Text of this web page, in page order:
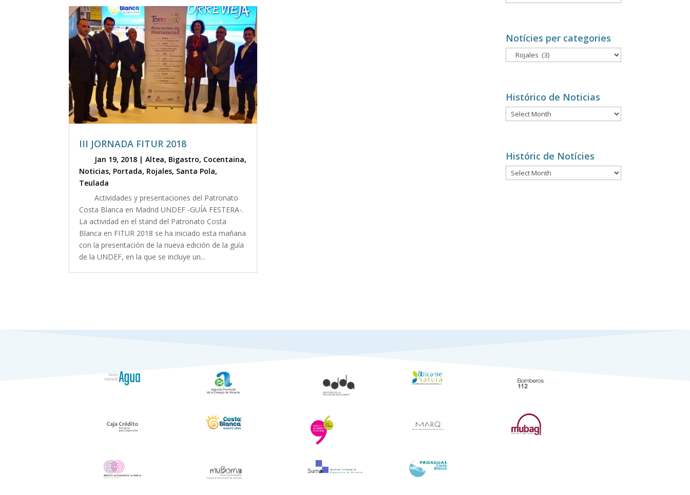
III JORNADA FITUR 2018
Jan 19, 2018 |Altea, Bigastro, Cocentaina,
Noticias, Portada, Rojales, Santa Pola,
Teulada
Actividades y presentaciones del Patronato
Costa Blanca en Madrid UNDEF -GUÍA FESTERA-.
La actividad en el stand del Patronato Costa
Blanca en FITUR 2018 se ha iniciado esta mañana
con la presentación de la nueva edición de la guía
de la UNDEF, en la que se incluye un...
por
Notícies per categories
Notícies
per
Histórico de Noticias
Histórico
de
Históric de Notícies
Históric
de